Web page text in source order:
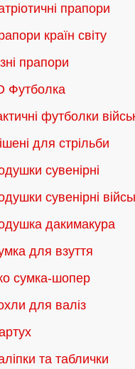
прапори
країн світу
прапори
Футболка
футболки
для стрільби
сувенірні
сувенірні
дакимакура
для взуття
сумка-шопер
для валіз
та таблички